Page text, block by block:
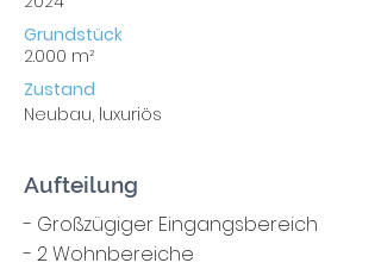
2.000 m²
Grundstück
Neubau, luxuriös
Zustand
Aufteilung
- Großzügiger Eingangsbereich
- 2 Wohnbereiche